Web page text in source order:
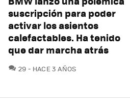
suscripción para poder
activar los asientos
calefactables. Ha tenido
que dar marcha atrás
29 COMENTARIOS
HACE 3 AÑOS